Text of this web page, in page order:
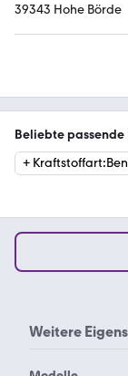
39343 Hohe Börde
Beliebte passende
+ Kraftstoffart:
Weitere